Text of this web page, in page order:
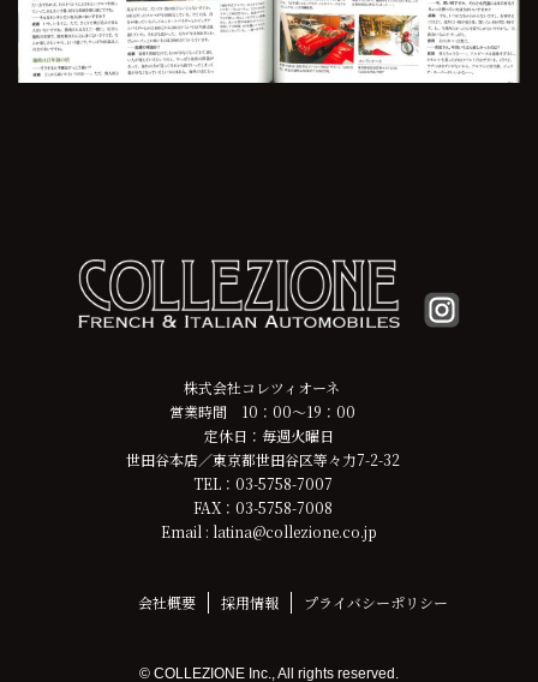
株式会社コレツィオーネ
営業時間 10：00～19：00
定休日：毎週火曜日
世田谷本店／東京都世田谷区等々力7-2-32
TEL：03-5758-7007
FAX：03-5758-7008
Email : latina@collezione.co.jp
会社概要 採用情報 プライバシーポリシー
© COLLEZIONE Inc., All rights reserved.